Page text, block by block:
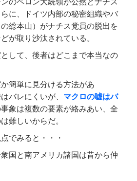
のペロン大統領が公然とナチス
に、ドイツ内部の秘密組織やバ
総本山）がナチス党員の脱出を
が取り沙汰されている。
して、後者はどこまで本当なの
簡単に見分ける方法があ
バレにくいが、 マクロの嘘はバ
象は複数の要素が絡みあい、全
難しいからだ。
でみると・・・
国と南アメリカ諸国は昔から仲